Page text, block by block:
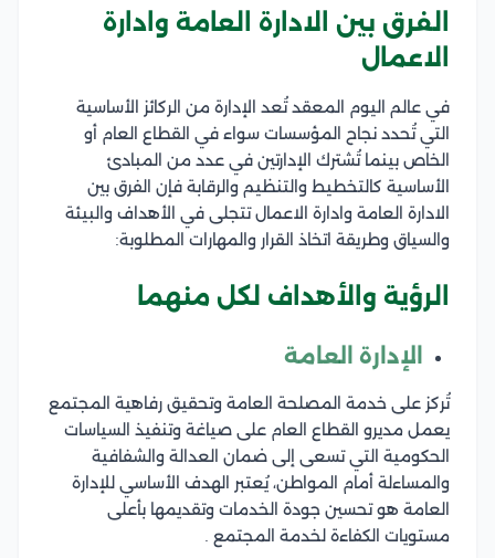
الفرق بين الادارة العامة وادارة
الاعمال
في عالم اليوم المعقد تُعد الإدارة من الركائز الأساسية
التي تُحدد نجاح المؤسسات سواء في القطاع العام أو
الخاص بينما تُشترك الإدارتين في عدد من المبادئ
الأساسية كالتخطيط والتنظيم والرقابة فإن الفرق بين
الادارة العامة وادارة الاعمال تتجلى في الأهداف والبيئة
والسياق وطريقة اتخاذ القرار والمهارات المطلوبة:
الرؤية والأهداف لكل منهما
الإدارة العامة
تُركز على خدمة المصلحة العامة وتحقيق رفاهية المجتمع
يعمل مديرو القطاع العام على صياغة وتنفيذ السياسات
الحكومية التي تسعى إلى ضمان العدالة والشفافية
والمساءلة أمام المواطن، يُعتبر الهدف الأساسي للإدارة
العامة هو تحسين جودة الخدمات وتقديمها بأعلى
مستويات الكفاءة لخدمة المجتمع .